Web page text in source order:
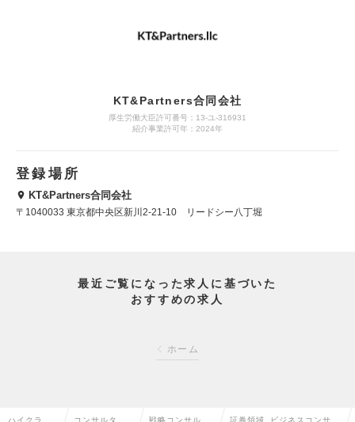
KT&Partners合同会社
厚生労働大臣許可番号：13-ユ-316931
紹介事業許可年：2024年
登録場所
KT&Partners合同会社
〒1040033 東京都中央区新川2-21-10 リードシー八丁堀
最近ご覧になった求人に基づいた
おすすめの求人
ホーム
ハイクラス コンサルタン 戦略コンサルタ 証券領域_ビジネスコンサル